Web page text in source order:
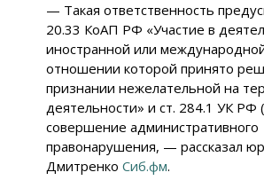
— Такая ответственность
20.33 КоАП РФ «Участие в
иностранной или
отношении которой принято
признании нежелательной на
деятельности» и ст. 284.1 УК РФ
совершение административного
правонарушения, — рассказал
ДмитренкоСиб.фм.